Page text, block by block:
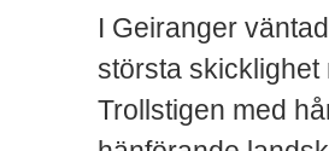
I Geiranger
största
Trollstigen med